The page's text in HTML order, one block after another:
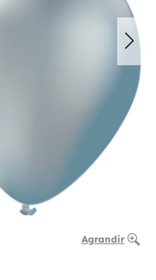
Agrandir